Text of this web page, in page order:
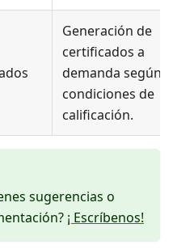
Generación de
certificados a
demanda según
condiciones de
calificación.
sugerencias o
¡ Escríbenos!